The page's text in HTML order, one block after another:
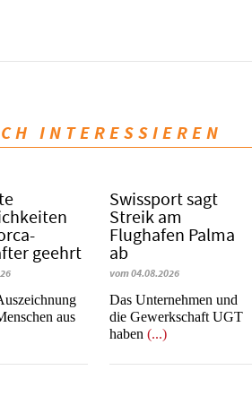
INTERESSIEREN
geehrt
aus
Swissport sagt
Streik am
Flughafen Palma
ab
vom 04.08.2026
Das Unternehmen und
die Gewerkschaft UGT
haben(...)